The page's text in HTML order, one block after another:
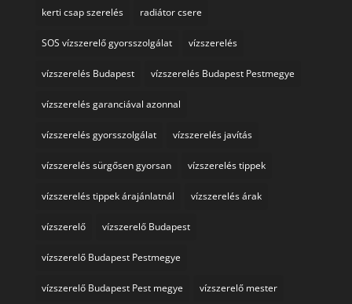
kerti csap szerelés radiátor csere
SOS vízszerelő gyorsszolgálat vízszerelés
vízszerelés Budapest vízszerelés Budapest Pestmegye
vízszerelés garanciával azonnal
vízszerelés gyorsszolgálat vízszerelés javítás
vízszerelés sürgősen gyorsan vízszerelés tippek
vízszerelés tippek árajánlatnál vízszerelés árak
vízszerelő vízszerelő Budapest
vízszerelő Budapest Pestmegye
vízszerelő Budapest Pest megye vízszerelő mester